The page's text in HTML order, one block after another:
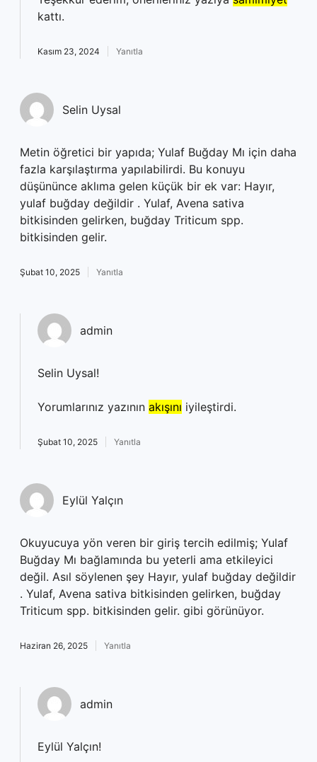
kattı.
Kasım 23, 2024 Yanıtla
Selin Uysal
Metin öğretici bir yapıda; Yulaf Buğday Mı için daha
fazla karşılaştırma yapılabilirdi. Bu konuyu
düşününce aklıma gelen küçük bir ek var: Hayır,
yulaf buğday değildir . Yulaf, Avena sativa
bitkisinden gelirken, buğday Triticum spp.
bitkisinden gelir.
Şubat 10, 2025 Yanıtla
admin
Selin Uysal!
Yorumlarınız yazının akışını iyileştirdi.
Şubat 10, 2025 Yanıtla
Eylül Yalçın
Okuyucuya yön veren bir giriş tercih edilmiş; Yulaf
Buğday Mı bağlamında bu yeterli ama etkileyici
değil. Asıl söylenen şey Hayır, yulaf buğday değildir
. Yulaf, Avena sativa bitkisinden gelirken, buğday
Triticum spp. bitkisinden gelir. gibi görünüyor.
Haziran 26, 2025 Yanıtla
admin
Eylül Yalçın!